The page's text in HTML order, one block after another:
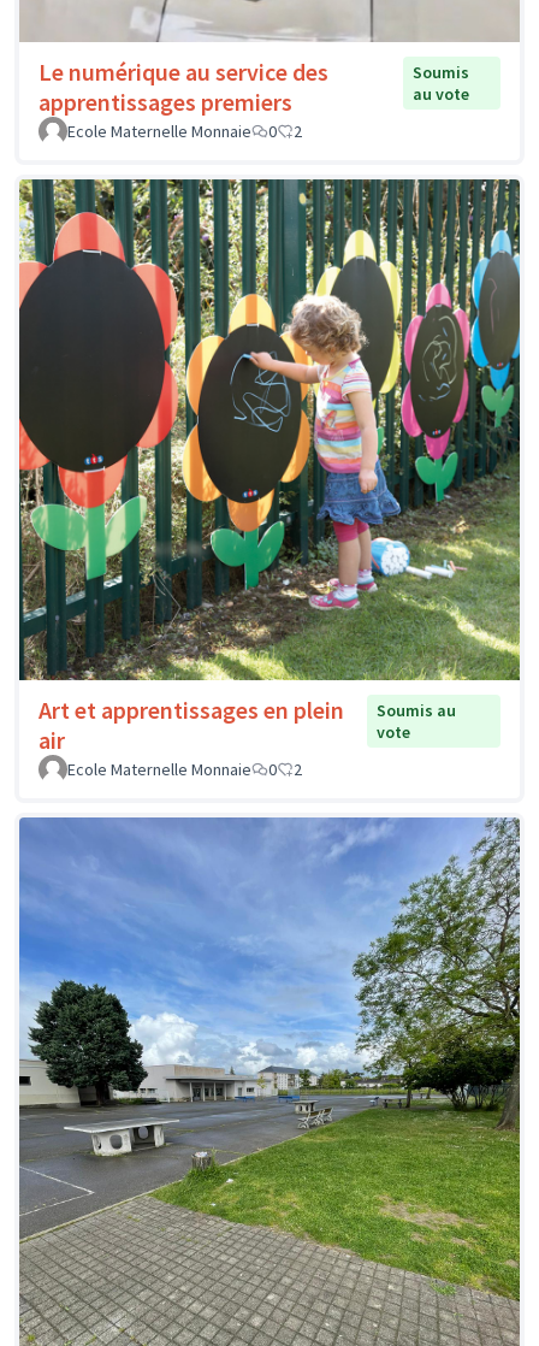
Le numérique au service des
apprentissages premiers
Soumis
au vote
Ecole Maternelle Monnaie
0 2
Art et apprentissages en plein
air
Soumis au
vote
Ecole Maternelle Monnaie
0 2